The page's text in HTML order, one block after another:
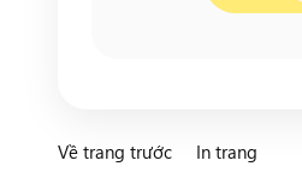
Về trang trước In trang